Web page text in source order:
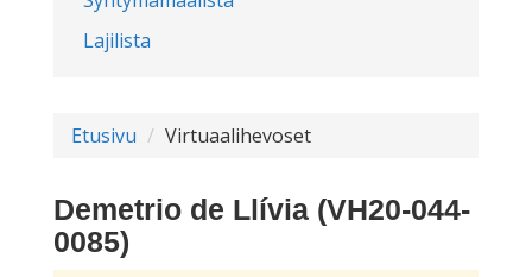
Lajilista
Etusivu Virtuaalihevoset
Demetrio de Llívia (VH20-044-
0085)